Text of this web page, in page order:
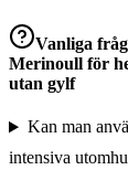
Vanliga
Merinoull för
utan gylf
Kan man
intensiva